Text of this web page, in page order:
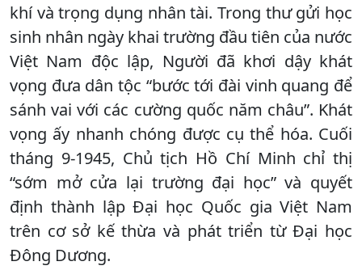
khí và trọng dụng nhân tài. Trong thư gửi học
sinh nhân ngày khai trường đầu tiên của nước
Việt Nam độc lập, Người đã khơi dậy khát
vọng đưa dân tộc “bước tới đài vinh quang để
sánh vai với các cường quốc năm châu”. Khát
vọng ấy nhanh chóng được cụ thể hóa. Cuối
tháng 9-1945, Chủ tịch Hồ Chí Minh chỉ thị
“sớm mở cửa lại trường đại học” và quyết
định thành lập Đại học Quốc gia Việt Nam
trên cơ sở kế thừa và phát triển từ Đại học
Đông Dương.